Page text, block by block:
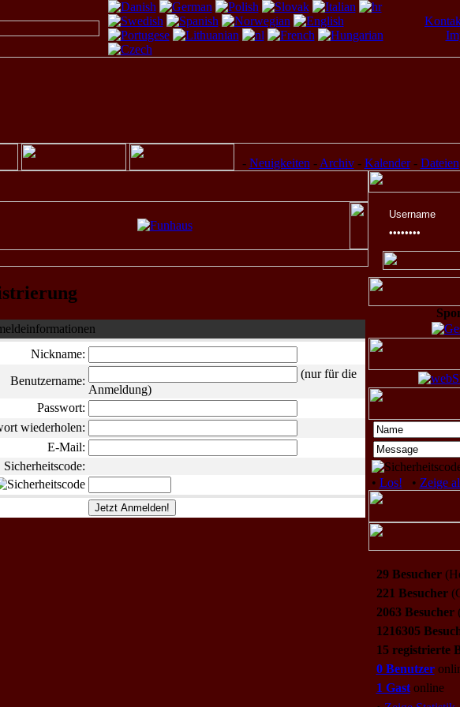
- Neuigkeiten - Archiv- Kalender- Dateien
Nickname:
Benutzername:
(nur für die
Anmeldung)
Passwort:
wiederholen:
E-Mail:
Sicherheitscode:
• Los! • Zeige
29 Besucher
221 Besucher
2063 Besucher
1216305
15 registrierte
0 Benutzer
1 Gastonline